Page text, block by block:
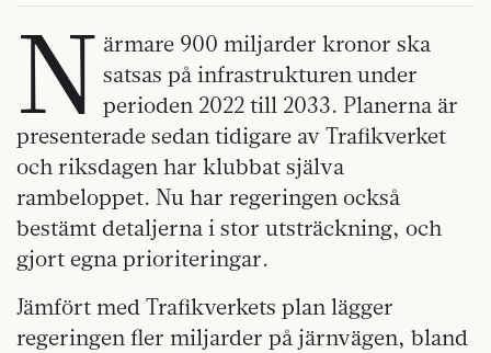
N ärmare 900 miljarder kronor ska
satsas på infrastrukturen under
perioden 2022 till 2033. Planerna är
presenterade sedan tidigare av Trafikverket
och riksdagen har klubbat själva
rambeloppet. Nu har regeringen också
bestämt detaljerna i stor utsträckning, och
gjort egna prioriteringar.
Jämfört med Trafikverkets plan lägger
regeringen fler miljarder på järnvägen, bland